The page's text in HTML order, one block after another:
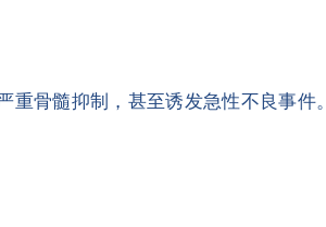
骨髓抑制，甚至诱发急性不良事件。